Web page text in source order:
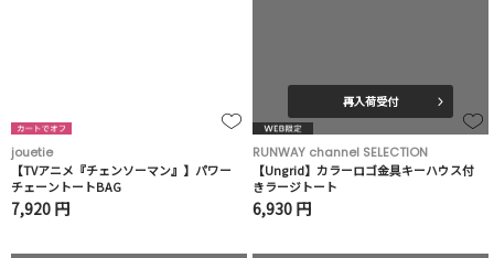
jouetie
【TVアニメ『チェンソーマン』】パワー
チェーントートBAG
7,920 円
再入荷受付
RUNWAY channel SELECTION
【Ungrid】カラーロゴ金具キーハウス付
きラージトート
6,930 円